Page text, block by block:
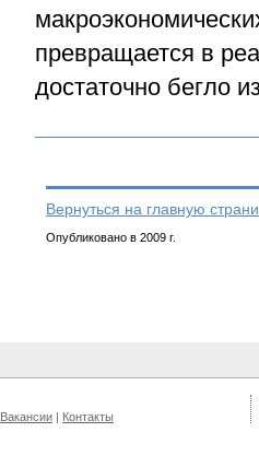
превращается в
достаточно бегло
Вернуться на главную
Опубликовано в 2009 г.
Вакансии | Контакты